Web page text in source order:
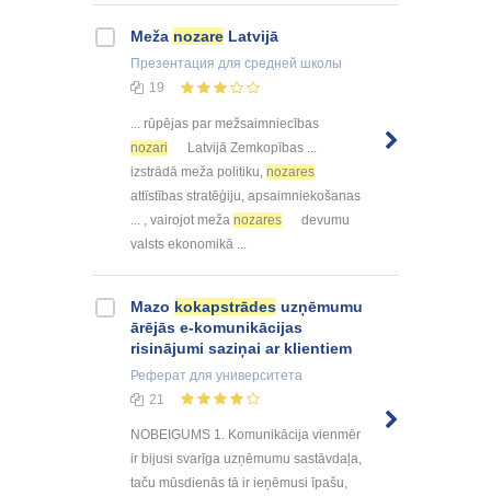
Meža nozare Latvijā
Презентация для средней школы
19
... rūpējas par mežsaimniecības
nozari
Latvijā Zemkopības ...
izstrādā meža politiku, nozares
attīstības stratēģiju, apsaimniekošanas
... , vairojot meža nozares
devumu
valsts ekonomikā ...
Mazo kokapstrādes uzņēmumu
ārējās e-komunikācijas
risinājumi saziņai ar klientiem
Реферат для университета
21
NOBEIGUMS 1. Komunikācija vienmēr
ir bijusi svarīga uzņēmumu sastāvdaļa,
taču mūsdienās tā ir ieņēmusi īpašu,